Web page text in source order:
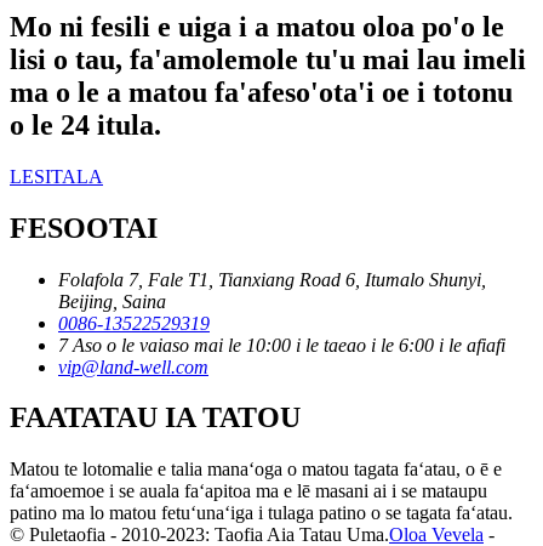
Mo ni fesili e uiga i a matou oloa po'o le
lisi o tau, fa'amolemole tu'u mai lau imeli
ma o le a matou fa'afeso'ota'i oe i totonu
o le 24 itula.
LESITALA
FESOOTAI
Folafola 7, Fale T1, Tianxiang Road 6, Itumalo Shunyi,
Beijing, Saina
0086-13522529319
7 Aso o le vaiaso mai le 10:00 i le taeao i le 6:00 i le afiafi
vip@land-well.com
FAATATAU IA TATOU
Matou te lotomalie e talia manaʻoga o matou tagata faʻatau, o ē e
faʻamoemoe i se auala faʻapitoa ma e lē masani ai i se mataupu
patino ma lo matou fetuʻunaʻiga i tulaga patino o se tagata faʻatau.
© Puletaofia - 2010-2023: Taofia Aia Tatau Uma.Oloa Vevela -